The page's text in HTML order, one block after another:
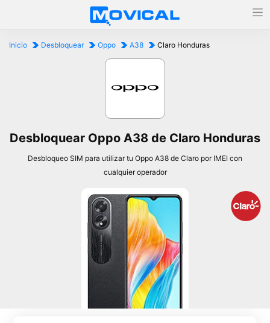
Inicio Desbloquear Oppo A38 Claro Honduras
Desbloquear Oppo A38 de Claro Honduras
Desbloqueo SIM para utilizar tu Oppo A38 de Claro por IMEI con
cualquier operador